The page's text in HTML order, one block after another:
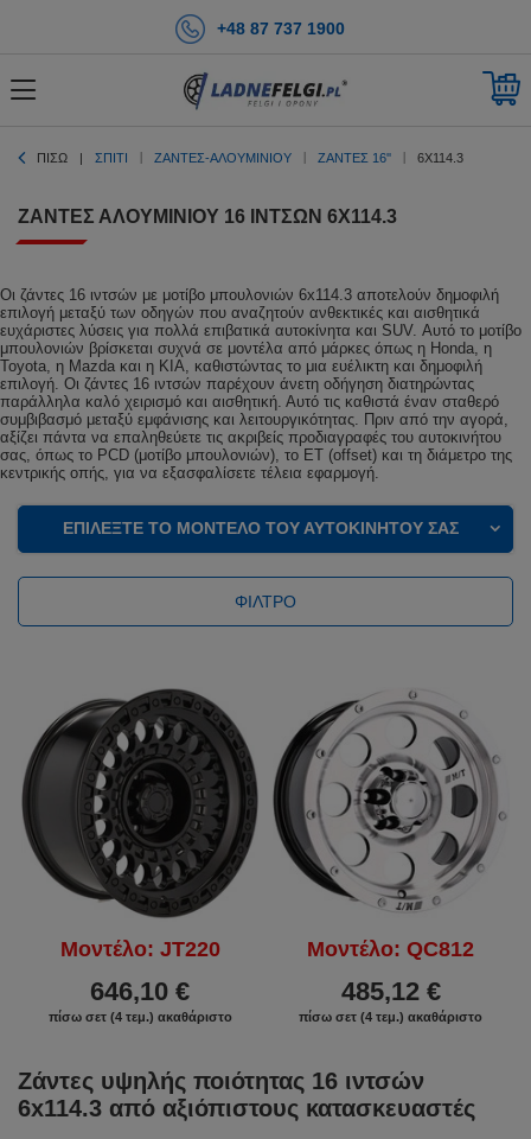
+48 87 737 1900
ΠΊΣΩ ΣΠΊΤΙ ΖΑΝΤΕΣ-ΑΛΟΥΜΙΝΙΟΥ ΖΆΝΤΕΣ 16'' 6X114.3
ΖΆΝΤΕΣ ΑΛΟΥΜΙΝΊΟΥ 16 ΙΝΤΣΏΝ 6X114.3
Οι ζάντες 16 ιντσών με μοτίβο μπουλονιών 6x114.3 αποτελούν δημοφιλή
επιλογή μεταξύ των οδηγών που αναζητούν ανθεκτικές και αισθητικά
ευχάριστες λύσεις για πολλά επιβατικά αυτοκίνητα και SUV. Αυτό το μοτίβο
μπουλονιών βρίσκεται συχνά σε μοντέλα από μάρκες όπως η Honda, η
Toyota, η Mazda και η KIA, καθιστώντας το μια ευέλικτη και δημοφιλή
επιλογή. Οι ζάντες 16 ιντσών παρέχουν άνετη οδήγηση διατηρώντας
παράλληλα καλό χειρισμό και αισθητική. Αυτό τις καθιστά έναν σταθερό
συμβιβασμό μεταξύ εμφάνισης και λειτουργικότητας. Πριν από την αγορά,
αξίζει πάντα να επαληθεύετε τις ακριβείς προδιαγραφές του αυτοκινήτου
σας, όπως το PCD (μοτίβο μπουλονιών), το ET (offset) και τη διάμετρο της
κεντρικής οπής, για να εξασφαλίσετε τέλεια εφαρμογή.
ΕΠΙΛΈΞΤΕ ΤΟ ΜΟΝΤΈΛΟ ΤΟΥ ΑΥΤΟΚΙΝΉΤΟΥ ΣΑΣ
ΦΊΛΤΡΟ
Μοντέλο: JT220
646,10 €
πίσω σετ (4 τεμ.) ακαθάριστο
Μοντέλο: QC812
485,12 €
πίσω σετ (4 τεμ.) ακαθάριστο
Ζάντες υψηλής ποιότητας 16 ιντσών
6x114.3 από αξιόπιστους κατασκευαστές